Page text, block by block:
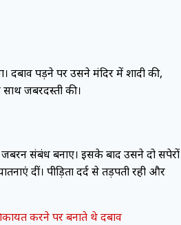
दबाव पड़ने पर उसने मंदिर में शादी की,
जबरदस्ती की।
संबंध बनाए। इसके बाद उसने दो सपेरों
दीं। पीड़िता दर्द से तड़पती रही और
करने पर बनाते थे दबाव